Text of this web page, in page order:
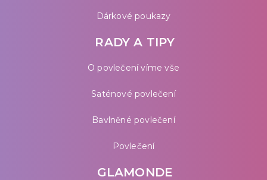
Dárkové poukazy
RADY A TIPY
O povlečení víme vše
Saténové povlečení
Bavlněné povlečení
Povlečení
GLAMONDE